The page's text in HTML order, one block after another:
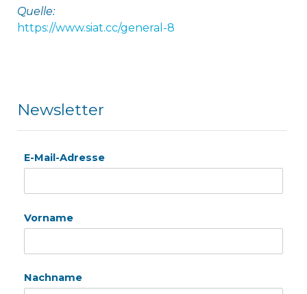
Quelle:
https://www.siat.cc/general-8
Newsletter
E-Mail-Adresse
Vorname
Nachname